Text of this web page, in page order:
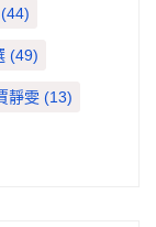
(44)
(49)
靜雯 (13)